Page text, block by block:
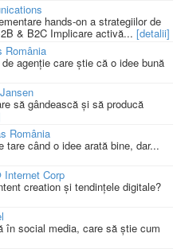
hands-on a strategiilor de
& B2C Implicare activă... [detalii]
România
agenție care știe că o idee bună
să gândească și să producă
România
când o idee arată bine, dar...
Internet Corp
creation și tendințele digitale?
în social media, care să știe cum